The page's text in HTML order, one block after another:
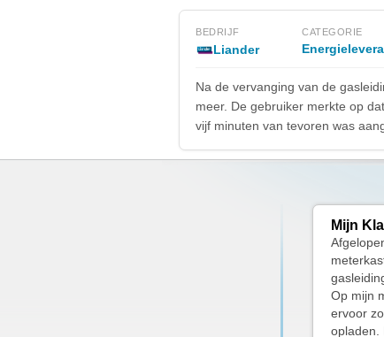
BEDRIJF
Liander
CATEGORIE
Na de vervanging van de
meer. De gebruiker merkte op
vijf minuten van tevoren was
Mijn
Op mijn
ervoor
opladen.